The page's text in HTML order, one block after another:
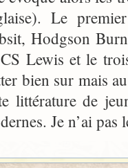
Le
Hodgson
Lewis et le
bien sur mais
littérature de
Je n’ai